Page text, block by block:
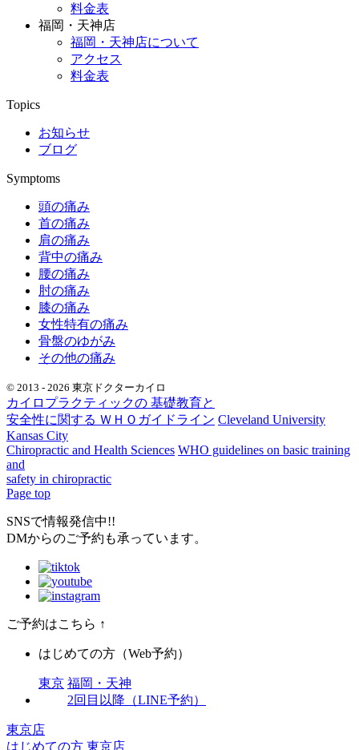
料金表
福岡・天神店
福岡・天神店について
アクセス
料金表
Topics
お知らせ
ブログ
Symptoms
頭の痛み
首の痛み
肩の痛み
背中の痛み
腰の痛み
肘の痛み
膝の痛み
女性特有の痛み
骨盤のゆがみ
その他の痛み
© 2013 - 2026 東京ドクターカイロ
カイロプラクティックの 基礎教育と
安全性に関する ＷＨＯガイドライン Cleveland University
Kansas City
Chiropractic and Health Sciences WHO guidelines on basic training
and
safety in chiropractic
Page top
SNSで情報発信中!!
DMからのご予約も承っています。
ご予約はこちら ↑
はじめての方（Web予約）
東京 福岡・天神
2回目以降（LINE予約）
東京店
はじめての方 東京店